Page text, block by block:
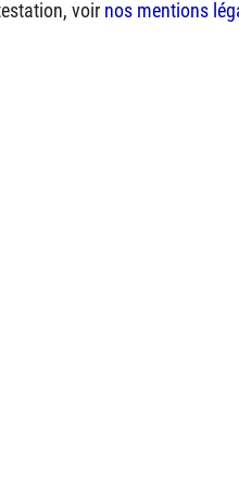
voir nos mentions